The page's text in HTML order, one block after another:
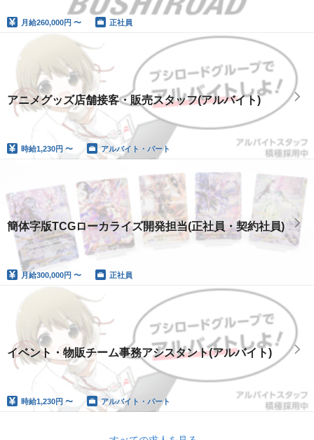
月給260,000円 〜 正社員
アニメグッズ店舗接客・販売スタッフ(アルバイト)
時給1,230円 〜 アルバイト・パート
簡体字版TCGローカライズ開発担当(正社員・契約社員)
月給300,000円 〜 正社員
イベント・物販チーム事務アシスタント(アルバイト)
時給1,230円 〜 アルバイト・パート